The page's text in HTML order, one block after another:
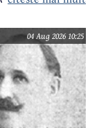
04 Aug 2026 10:25